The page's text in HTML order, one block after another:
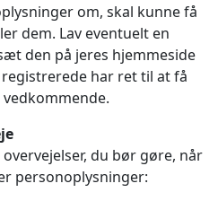
om, skal kunne få
dem. Lav eventuelt en
den på jeres hjemmeside
har ret til at få
du bør gøre, når
personoplysninger: